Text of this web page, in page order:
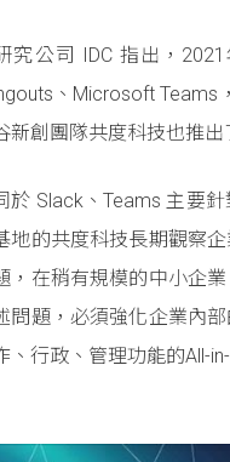
究公司 IDC 指出，
、Microsoft Teams
新創團隊共度科技也推出
於 Slack、Teams 主要
地的共度科技長期觀察
，在稍有規模的中小企
問題，必須強化企業內
、行政、管理功能的All-